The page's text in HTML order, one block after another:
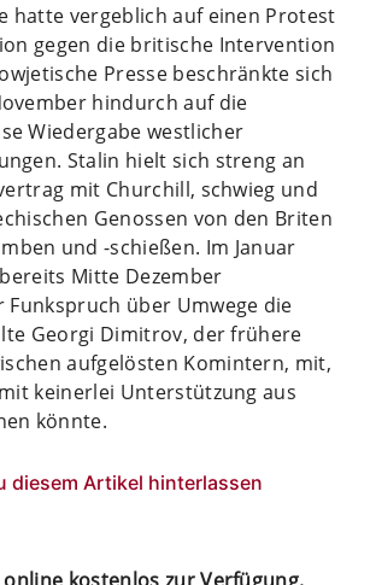
hatte vergeblich auf einen Protest
gegen die britische Intervention
Presse beschränkte sich
hindurch auf die
Wiedergabe westlicher
Stalin hielt sich streng an
mit Churchill, schwieg und
Genossen von den Briten
und -schießen. Im Januar
Mitte Dezember
Funkspruch über Umwege die
Georgi Dimitrov, der frühere
aufgelösten Komintern, mit,
keinerlei Unterstützung aus
könnte.
diesem Artikel hinterlassen